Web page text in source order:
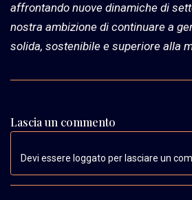
affrontando nuove dinamiche di
nostra ambizione di continuare a
solida, sostenibile e superiore alla
Lascia un commento
Devi essere loggato per lasciare un